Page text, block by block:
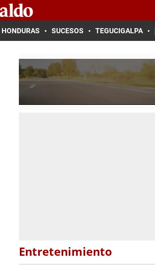
HONDURAS SUCESOS TEGUCIGALPA
Entretenimiento